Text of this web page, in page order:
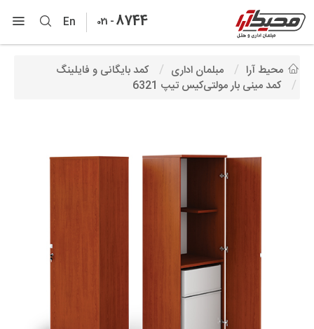
En 021 -8744
محیط آرا مبلمان اداری
کمد بایگانی و فایلینگ
کمد مینی بار مولتی‌کیس تیپ 6321